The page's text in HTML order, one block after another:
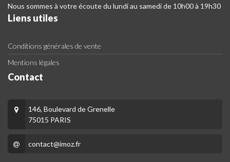
Nous sommes à votre écoute du lundi au samedi de 10h00 à 19h30
Liens utiles
Conditions générales de vente
Mentions légales
Contact
146, Boulevard de Grenelle
75015 PARIS
contact@imoz.fr